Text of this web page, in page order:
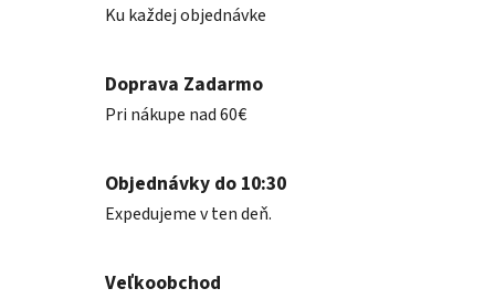
Ku každej objednávke
Doprava Zadarmo
Pri nákupe nad 60€
Objednávky do 10:30
Expedujeme v ten deň.
Veľkoobchod